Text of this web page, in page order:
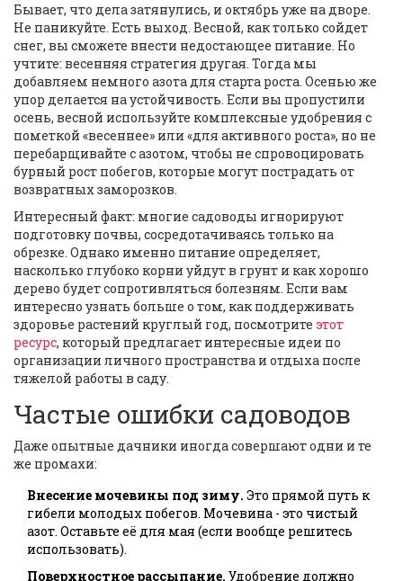
Бывает, что дела затянулись, и октябрь уже на дворе.
Не паникуйте. Есть выход. Весной, как только сойдет
снег, вы сможете внести недостающее питание. Но
учтите: весенняя стратегия другая. Тогда мы
добавляем немного азота для старта роста. Осенью же
упор делается на устойчивость. Если вы пропустили
осень, весной используйте комплексные удобрения с
пометкой «весеннее» или «для активного роста», но не
перебарщивайте с азотом, чтобы не спровоцировать
бурный рост побегов, которые могут пострадать от
возвратных заморозков.
Интересный факт: многие садоводы игнорируют
подготовку почвы, сосредотачиваясь только на
обрезке. Однако именно питание определяет,
насколько глубоко корни уйдут в грунт и как хорошо
дерево будет сопротивляться болезням. Если вам
интересно узнать больше о том, как поддерживать
здоровье растений круглый год, посмотрите этот
ресурс, который предлагает интересные идеи по
организации личного пространства и отдыха после
тяжелой работы в саду.
Частые ошибки садоводов
Даже опытные дачники иногда совершают одни и те
же промахи:
Внесение мочевины под зиму. Это прямой путь к
гибели молодых побегов. Мочевина - это чистый
азот. Оставьте её для мая (если вообще решитесь
использовать).
Поверхностное рассыпание. Удобрение должно